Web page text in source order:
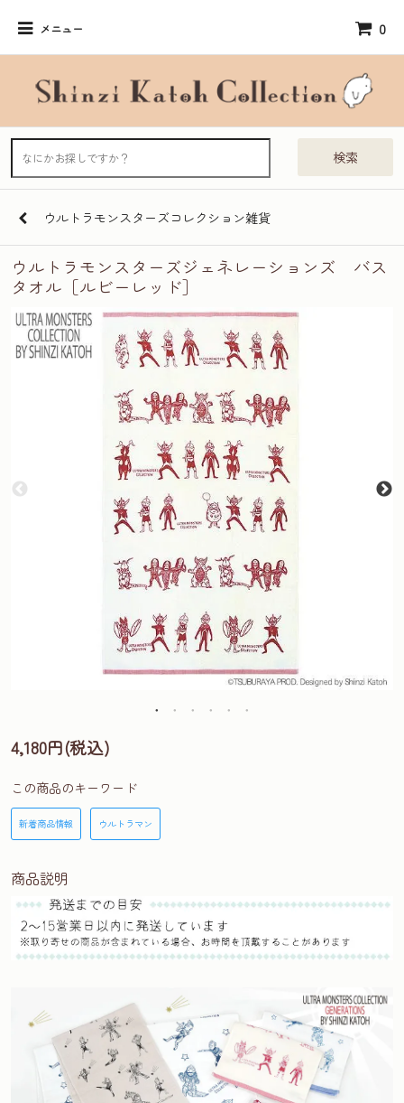
メニュー 0
検索
ウルトラモンスターズコレクション雑貨
ウルトラモンスターズジェネレーションズ バス
タオル［ルビーレッド］
4,180円(税込)
この商品のキーワード
新着商品情報 ウルトラマン
商品説明